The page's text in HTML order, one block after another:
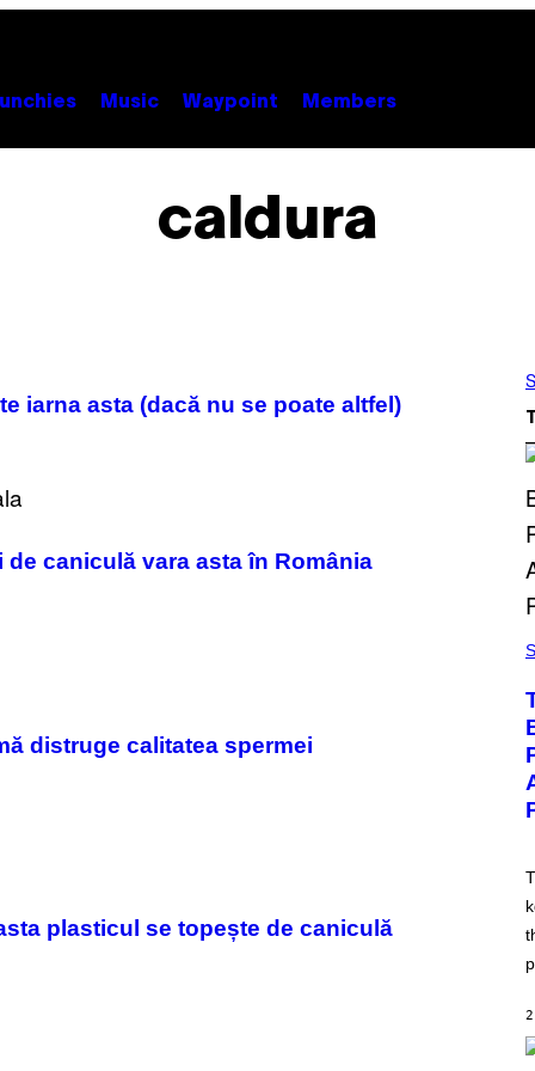
Music Waypoint Members
caldura
iarna asta (dacă nu se poate altfel)
caniculă vara asta în România
distruge calitatea spermei
plasticul se topește de caniculă